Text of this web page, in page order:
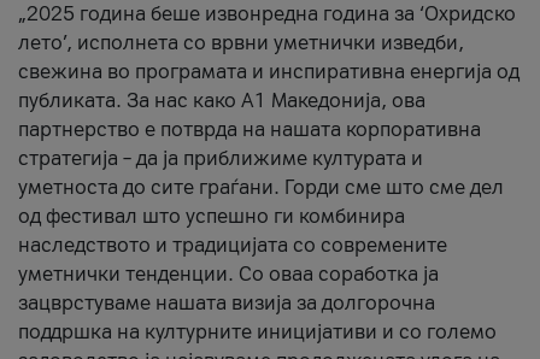
„2025 година беше извонредна година за ‘Охридско
лето’, исполнета со врвни уметнички изведби,
свежина во програмата и инспиративна енергија од
публиката. За нас како A1 Македонија, ова
партнерство е потврда на нашата корпоративна
стратегија – да ја приближиме културата и
уметноста до сите граѓани. Горди сме што сме дел
од фестивал што успешно ги комбинира
наследството и традицијата со современите
уметнички тенденции. Со оваа соработка ја
зацврстуваме нашата визија за долгорочна
поддршка на културните иницијативи и со големо